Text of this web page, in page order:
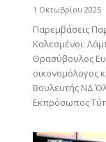
1 Οκτωβρίου 2025
Παρεμβάσεις
Καλεσμένοι:
Θρασύβουλος
οικονομόλογος
Βουλευτής ΝΔ
Εκπρόσωπος